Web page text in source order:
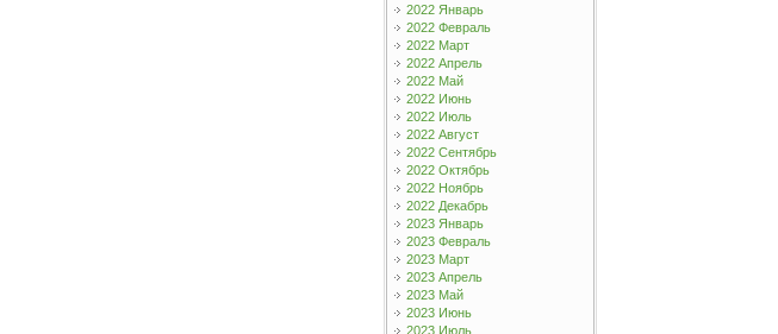
2022 Январь
2022 Февраль
2022 Март
2022 Апрель
2022 Май
2022 Июнь
2022 Июль
2022 Август
2022 Сентябрь
2022 Октябрь
2022 Ноябрь
2022 Декабрь
2023 Январь
2023 Февраль
2023 Март
2023 Апрель
2023 Май
2023 Июнь
2023 Июль